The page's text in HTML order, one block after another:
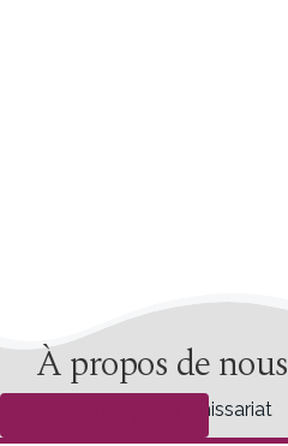
À propos de nous
À propos du Commissariat